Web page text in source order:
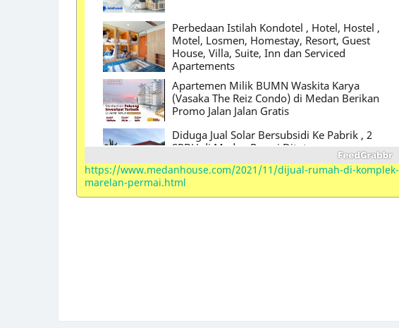
Perbedaan Istilah Kondotel , Hotel, Hostel ,
Motel, Losmen, Homestay, Resort, Guest
House, Villa, Suite, Inn dan Serviced
Apartements
Apartemen Milik BUMN Waskita Karya
(Vasaka The Reiz Condo) di Medan Berikan
Promo Jalan Jalan Gratis
Diduga Jual Solar Bersubsidi Ke Pabrik , 2
SPBU di Medan Resmi Ditutup
Nirvana Development Akuisisi Hermes
Place Polonia Medan
https://www.medanhouse.com/2021/11/dijual-rumah-di-komplek-
marelan-permai.html